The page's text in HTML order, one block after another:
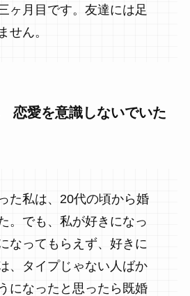
ヶ月目です。友達には足
せん。
愛を意識しないでいた
た私は、20代の頃から婚
。でも、私が好きになっ
なってもらえず、好きに
、タイプじゃない人ばか
になったと思ったら既婚